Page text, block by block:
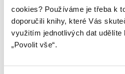
cookies? Používáme je třeba k
doporučili knihy, které Vás
využitím jednotlivých dat
„Povolit vše“.